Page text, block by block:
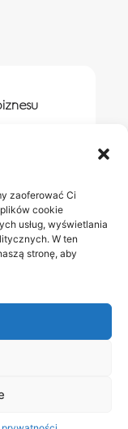
zaoferować Ci
cookie
usług, wyświetlania
W ten
stronę, aby
do